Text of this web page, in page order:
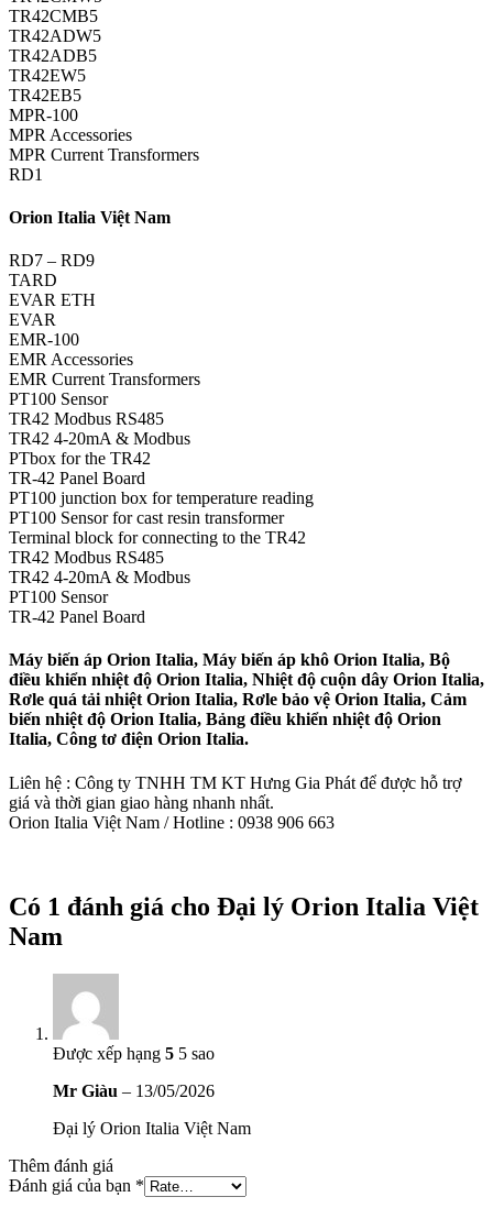
TR42CMB5
TR42ADW5
TR42ADB5
TR42EW5
TR42EB5
MPR-100
MPR Accessories
MPR Current Transformers
RD1
Orion Italia Việt Nam
RD7 – RD9
TARD
EVAR ETH
EVAR
EMR-100
EMR Accessories
EMR Current Transformers
PT100 Sensor
TR42 Modbus RS485
TR42 4-20mA & Modbus
PTbox for the TR42
TR-42 Panel Board
PT100 junction box for temperature reading
PT100 Sensor for cast resin transformer
Terminal block for connecting to the TR42
TR42 Modbus RS485
TR42 4-20mA & Modbus
PT100 Sensor
TR-42 Panel Board
Máy biến áp Orion Italia, Máy biến áp khô Orion Italia, Bộ
điều khiển nhiệt độ Orion Italia, Nhiệt độ cuộn dây Orion Italia,
Rơle quá tải nhiệt Orion Italia, Rơle bảo vệ Orion Italia, Cảm
biến nhiệt độ Orion Italia, Bảng điều khiển nhiệt độ Orion
Italia, Công tơ điện Orion Italia.
Liên hệ : Công ty TNHH TM KT Hưng Gia Phát để được hỗ trợ
giá và thời gian giao hàng nhanh nhất.
Orion Italia Việt Nam / Hotline : 0938 906 663
Có 1 đánh giá cho Đại lý Orion Italia Việt
Nam
Được xếp hạng 5 5 sao
Mr Giàu – 13/05/2026
Đại lý Orion Italia Việt Nam
Thêm đánh giá
Đánh giá của bạn *